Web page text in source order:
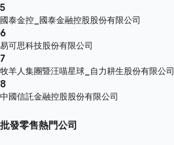
5
國泰金控_國泰金融控股股份有限公司
6
易可思科技股份有限公司
7
牧羊人集團暨汪喵星球_自力耕生股份有限公司
8
中國信託金融控股股份有限公司
批發零售熱門公司